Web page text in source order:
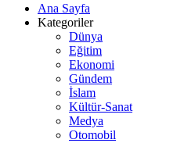
Ana Sayfa
Kategoriler
Dünya
Eğitim
Ekonomi
Gündem
İslam
Kültür-Sanat
Medya
Otomobil